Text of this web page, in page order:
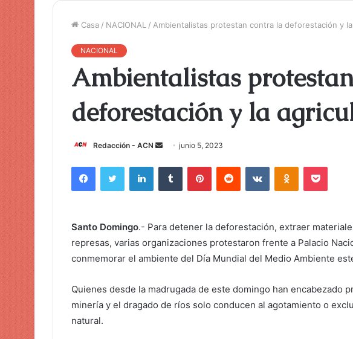
Casa / NACIONAL / Ambientalistas protestan contra la deforestación y
NACIONAL
Ambientalistas
deforestación y la
Redacción - ACN
i
u
n
c
r
r
junio 5, 2023
Santo Domingo.- Para detener la deforestación, extraer
represas, varias organizaciones protestaron frente a Palacio
conmemorar el ambiente del Día Mundial del Medio Ambiente
Quienes desde la madrugada de este domingo han encabezado
minería y el dragado de ríos solo conducen al agotamiento o
natural.